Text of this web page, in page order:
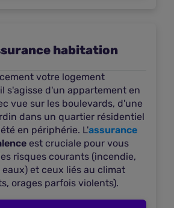
Mcd
IMAGE
Voir les offres
Mcd
habitation
votre logement
s'agisse d'un appartement en
vue sur les boulevards, d'une
dans un quartier résidentiel
en périphérie. L'assurance
est cruciale pour vous
risques courants (incendie,
et ceux liés au climat
orages parfois violents).